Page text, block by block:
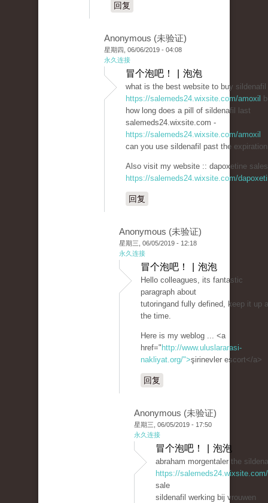
回复
Anonymous (未验证)
星期四, 06/06/2019 - 04:08
永久连接
冒个泡吧！ | 泡泡
what is the best website to buy sildenafil
https://salemeds24.wixsite.com/amoxil
how long does a pill of sildenafil last
salemeds24.wixsite.com -
https://salemeds24.wixsite.com/amoxil
can you use sildenafil past the
Also visit my website :: dapoxetine
https://salemeds24.wixsite.com/
回复
Anonymous (未验证)
星期三, 06/05/2019 - 12:18
永久连接
冒个泡吧！ | 泡泡
Hello colleagues, its fantastic
paragraph about
tutoringand fully defined, keep it up
the time.
Here is my weblog ... <a
href=" http://www.uluslararasi-
nakliyat.org/">şirinevler escort</a>
回复
Anonymous (未验证)
星期三, 06/05/2019 - 17:50
永久连接
冒个泡吧！ | 泡泡
abraham morgentaler the
https://
sale
sildenafil werking bij vrouwen